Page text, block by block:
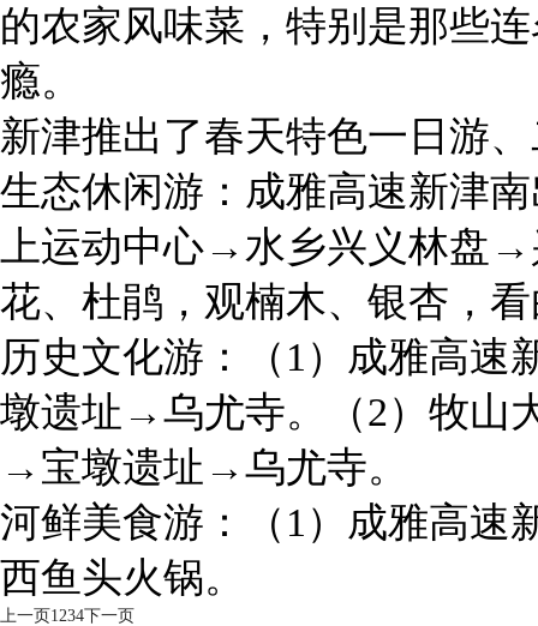
的农家风味菜，特别是那些
瘾。
新津推出了春天特色一日游
生态休闲游：成雅高速新
上运动中心→水乡兴义林盘
花、杜鹃，观楠木、银杏，
历史文化游：（1）成雅高
墩遗址→乌尤寺。（2）牧
→宝墩遗址→乌尤寺。
河鲜美食游：（1）成雅高
西鱼头火锅。
上一页1234下一页